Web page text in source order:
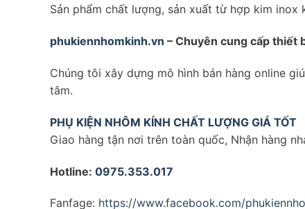
Sản phẩm chất lượng, sản xuất từ hợp kim
phukiennhomkinh.vn – Chuyên cung cấp thiết
Chúng tôi xây dựng mô hình bán hàng online
tâm.
PHỤ KIỆN NHÔM KÍNH CHẤT LƯỢNG GIÁ TỐT
Giao hàng tận nơi trên toàn quốc, Nhận hàng
Hotline: 0975.353.017
Fanfage: https://www.facebook.com/